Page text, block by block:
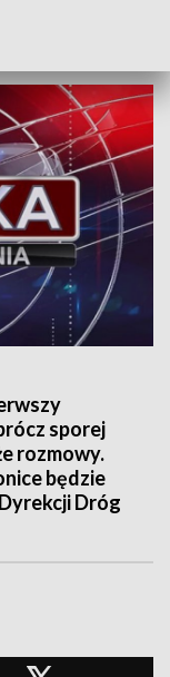
sporej
rozmowy.
będzie
Dróg